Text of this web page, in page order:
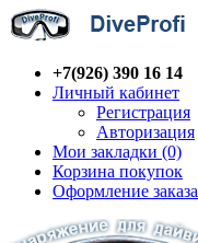
+7(926) 390 16 14
Личный кабинет
Регистрация
Авторизация
Мои закладки (0)
Корзина покупок
Оформление заказа